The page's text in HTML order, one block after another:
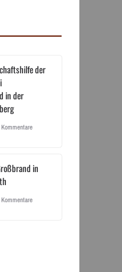
der
in der
in